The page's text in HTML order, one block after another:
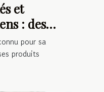
et
: des
pour sa
produits